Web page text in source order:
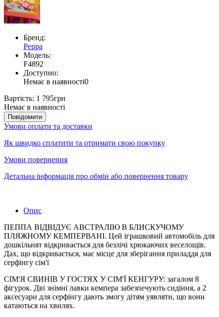
Бренд:
Peppa
Модель:
F4892
Доступно:
Немає в наявності0
Вартість: 1 795грн
Немає в наявності
Повідомити
Умови оплати та доставки
Як швидко сплатити та отримати свою покупку
Умови повернення
Детальна інформація про обмін або повернення товару
Опис
ПЕППА ВІДВІДУЄ АВСТРАЛІЮ В БЛИСКУЧОМУ
ПЛЯЖНОМУ КЕМПЕРВАНІ. Цей іграшковий автомобіль для
дошкільнят відкривається для безлічі хрюкаючих веселощів.
Дах, що відкривається, має місце для зберігання приладдя для
серфінгу сім'ї
СІМ'Я СВИНІВ У ГОСТЯХ У СІМ'Ї КЕНГУРУ: загалом 8
фігурок. Дві знімні лавки кемпера забезпечують сидіння, а 2
аксесуари для серфінгу дають змогу дітям уявляти, що вони
катаються на хвилях.